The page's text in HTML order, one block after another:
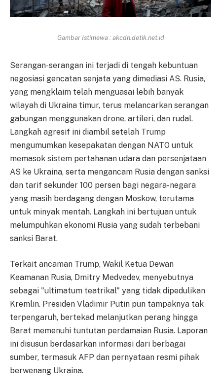
Gambar Istimewa : akcdn.detik.net.id
Serangan-serangan ini terjadi di tengah kebuntuan
negosiasi gencatan senjata yang dimediasi AS. Rusia,
yang mengklaim telah menguasai lebih banyak
wilayah di Ukraina timur, terus melancarkan serangan
gabungan menggunakan drone, artileri, dan rudal.
Langkah agresif ini diambil setelah Trump
mengumumkan kesepakatan dengan NATO untuk
memasok sistem pertahanan udara dan persenjataan
AS ke Ukraina, serta mengancam Rusia dengan sanksi
dan tarif sekunder 100 persen bagi negara-negara
yang masih berdagang dengan Moskow, terutama
untuk minyak mentah. Langkah ini bertujuan untuk
melumpuhkan ekonomi Rusia yang sudah terbebani
sanksi Barat.
Terkait ancaman Trump, Wakil Ketua Dewan
Keamanan Rusia, Dmitry Medvedev, menyebutnya
sebagai "ultimatum teatrikal" yang tidak dipedulikan
Kremlin. Presiden Vladimir Putin pun tampaknya tak
terpengaruh, bertekad melanjutkan perang hingga
Barat memenuhi tuntutan perdamaian Rusia. Laporan
ini disusun berdasarkan informasi dari berbagai
sumber, termasuk AFP dan pernyataan resmi pihak
berwenang Ukraina.